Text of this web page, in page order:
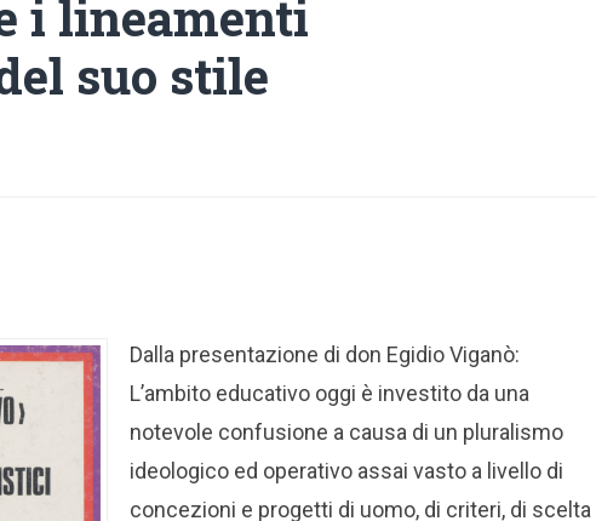
i lineamenti
suo stile
Dalla presentazione di don Egidio Viganò:
L’ambito educativo oggi è investito da una
notevole confusione a causa di un pluralismo
ideologico ed operativo assai vasto a livello di
concezioni e progetti di uomo, di criteri, di scelta